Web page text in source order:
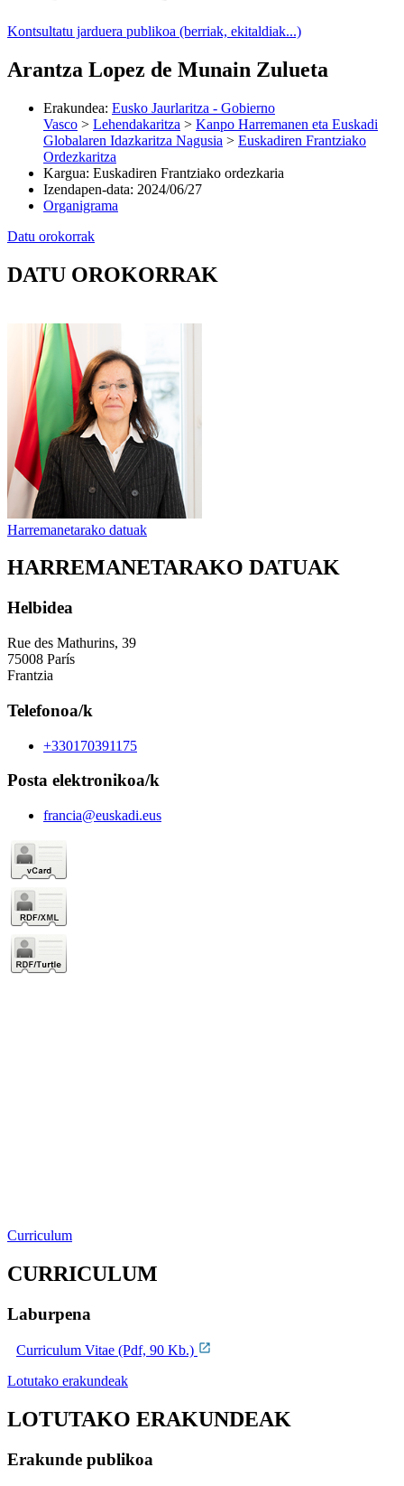
Kontsultatu jarduera publikoa (berriak, ekitaldiak...)
Arantza Lopez de Munain Zulueta
Erakundea: Eusko Jaurlaritza - Gobierno
Vasco > Lehendakaritza > Kanpo Harremanen eta Euskadi
Globalaren Idazkaritza Nagusia > Euskadiren Frantziako
Ordezkaritza
Kargua: Euskadiren Frantziako ordezkaria
Izendapen-data: 2024/06/27
Organigrama
Datu orokorrak
DATU OROKORRAK
Harremanetarako datuak
HARREMANETARAKO DATUAK
Helbidea
Rue des Mathurins, 39
75008 París
Frantzia
Telefonoa/k
+330170391175
Posta elektronikoa/k
francia@euskadi.eus
Curriculum
CURRICULUM
Laburpena
Curriculum Vitae (Pdf, 90 Kb.)
Lotutako erakundeak
LOTUTAKO ERAKUNDEAK
Erakunde publikoa